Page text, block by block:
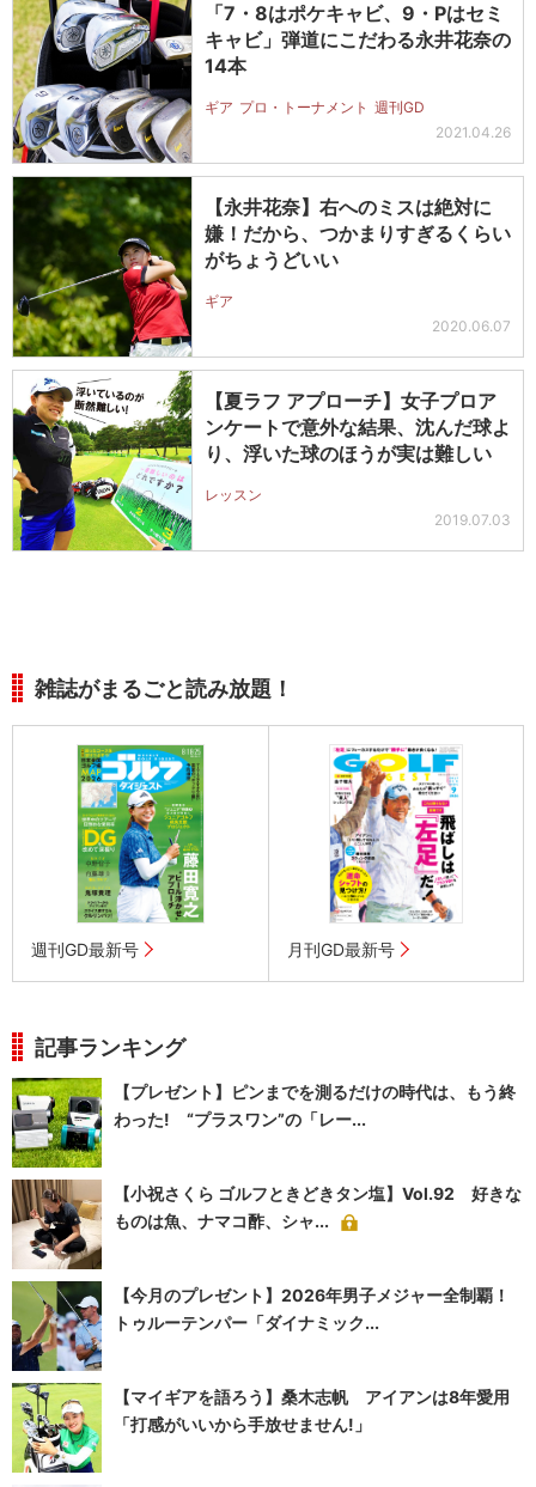
「7・8はポケキャビ、9・Pはセミ
キャビ」弾道にこだわる永井花奈の
14本
ギア プロ・トーナメント 週刊GD
2021.04.26
【永井花奈】右へのミスは絶対に
嫌！だから、つかまりすぎるくらい
がちょうどいい
ギア
2020.06.07
【夏ラフ アプローチ】女子プロア
ンケートで意外な結果、沈んだ球よ
り、浮いた球のほうが実は難しい
レッスン
2019.07.03
雑誌がまるごと読み放題！
週刊GD最新号 月刊GD最新号
記事ランキング
【プレゼント】ピンまでを測るだけの時代は、もう終
わった! “プラスワン”の「レー...
【小祝さくら ゴルフときどきタン塩】Vol.92 好きな
ものは魚、ナマコ酢、シャ...
【今月のプレゼント】2026年男子メジャー全制覇！
トゥルーテンパー「ダイナミック...
【マイギアを語ろう】桑木志帆 アイアンは8年愛用
「打感がいいから手放せません!」